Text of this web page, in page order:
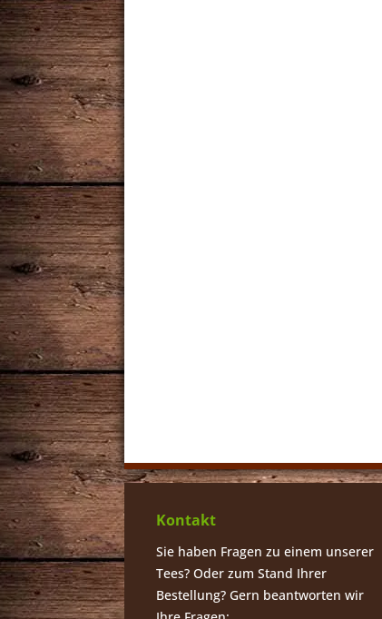
Kontakt
Sie haben Fragen zu einem unserer
Tees? Oder zum Stand Ihrer
Bestellung? Gern beantworten wir